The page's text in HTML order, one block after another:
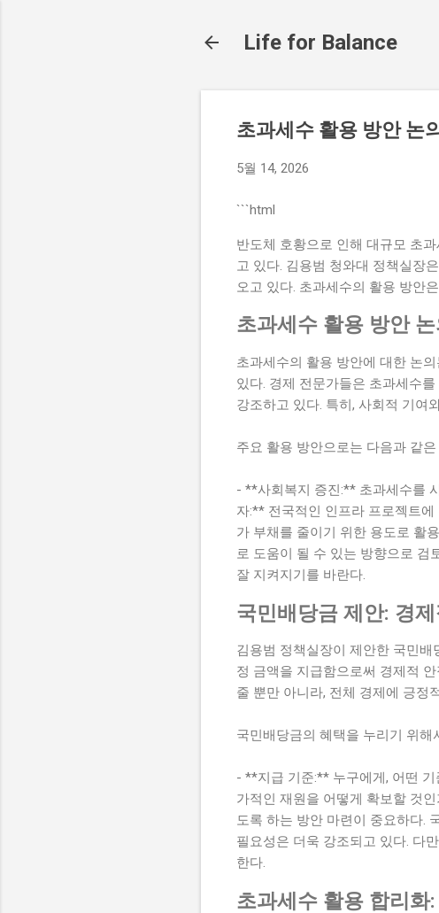
Life for Balance
초과세수 활용 방안 논
5월 14, 2026
```html
반도체 호황으로 인해 대규모 초
고 있다. 김용범 청와대 정책실장
오고 있다. 초과세수의 활용 방안
초과세수 활용 방안
초과세수의 활용 방안에 대한 논
있다. 경제 전문가들은 초과세수
강조하고 있다. 특히, 사회적 기여
주요 활용 방안으로는 다음과 같
- **사회복지 증진:** 초과세수를
자:** 전국적인 인프라 프로젝트
가 부채를 줄이기 위한 용도로 활
로 도움이 될 수 있는 방향으로 검
잘 지켜지기를 바란다.
국민배당금 제안: 경
김용범 정책실장이 제안한 국민
정 금액을 지급함으로써 경제적
줄 뿐만 아니라, 전체 경제에 긍정
국민배당금의 혜택을 누리기 위
- **지급 기준:** 누구에게, 어떤
가적인 재원을 어떻게 확보할 것
도록 하는 방안 마련이 중요하다.
필요성은 더욱 강조되고 있다. 다
한다.
초과세수 활용 합리화